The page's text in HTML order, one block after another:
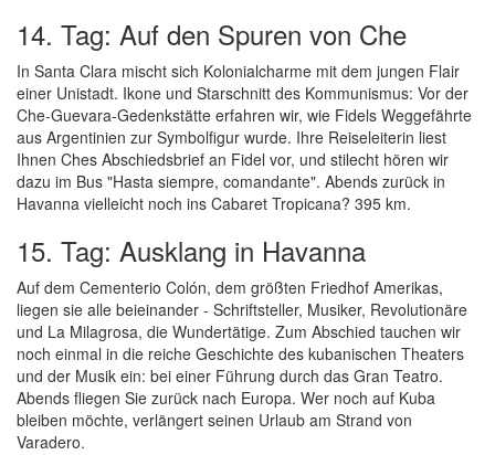
14. Tag: Auf den Spuren von Che
In Santa Clara mischt sich Kolonialcharme mit dem jungen Flair
einer Unistadt. Ikone und Starschnitt des Kommunismus: Vor der
Che-Guevara-Gedenkstätte erfahren wir, wie Fidels Weggefährte
aus Argentinien zur Symbolfigur wurde. Ihre Reiseleiterin liest
Ihnen Ches Abschiedsbrief an Fidel vor, und stilecht hören wir
dazu im Bus "Hasta siempre, comandante". Abends zurück in
Havanna vielleicht noch ins Cabaret Tropicana? 395 km.
15. Tag: Ausklang in Havanna
Auf dem Cementerio Colón, dem größten Friedhof Amerikas,
liegen sie alle beieinander - Schriftsteller, Musiker, Revolutionäre
und La Milagrosa, die Wundertätige. Zum Abschied tauchen wir
noch einmal in die reiche Geschichte des kubanischen Theaters
und der Musik ein: bei einer Führung durch das Gran Teatro.
Abends fliegen Sie zurück nach Europa. Wer noch auf Kuba
bleiben möchte, verlängert seinen Urlaub am Strand von
Varadero.